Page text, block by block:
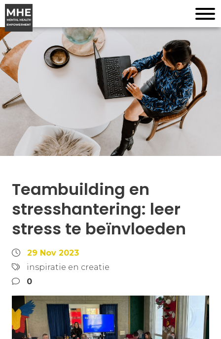
Teambuilding en
stresshantering: leer
stress te beïnvloeden
29 Nov 2023
inspiratie en creatie
0